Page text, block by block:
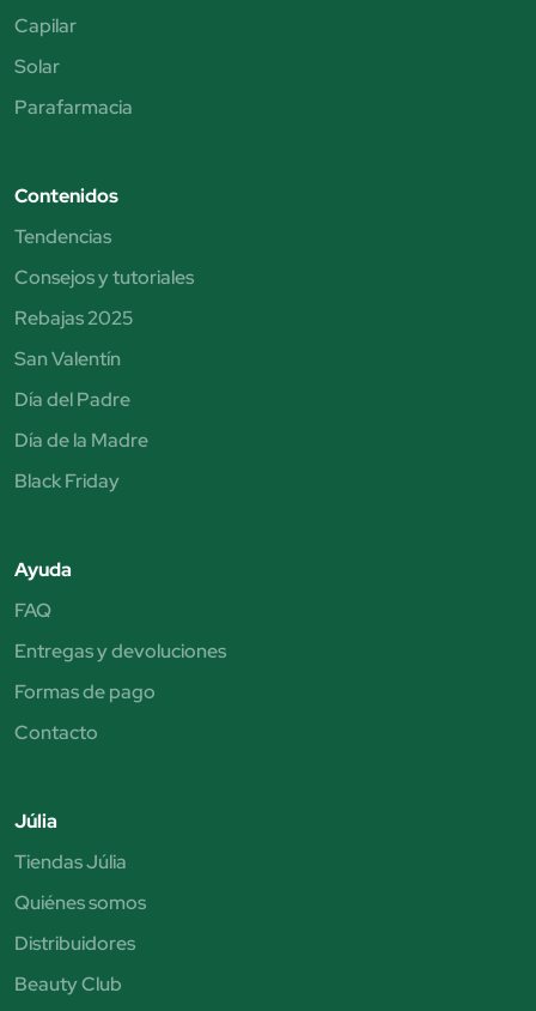
Capilar
Solar
Parafarmacia
Contenidos
Tendencias
Consejos y tutoriales
Rebajas 2025
San Valentín
Día del Padre
Día de la Madre
Black Friday
Ayuda
FAQ
Entregas y devoluciones
Formas de pago
Contacto
Júlia
Tiendas Júlia
Quiénes somos
Distribuidores
Beauty Club